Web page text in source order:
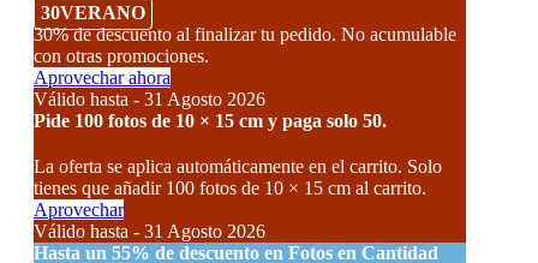
30VERANO
30% de descuento al finalizar tu pedido. No acumulable
con otras promociones.
Aprovechar ahora
Válido hasta - 31 Agosto 2026
Pide 100 fotos de 10 × 15 cm y paga solo 50.
La oferta se aplica automáticamente en el carrito. Solo
tienes que añadir 100 fotos de 10 × 15 cm al carrito.
Aprovechar
Válido hasta - 31 Agosto 2026
Hasta un 55% de descuento en Fotos en Cantidad